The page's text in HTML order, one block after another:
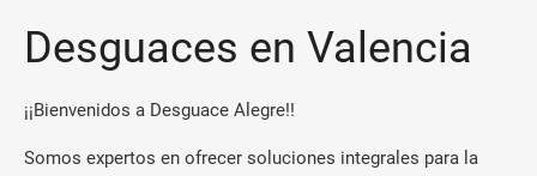
Desguaces en Valencia
¡¡Bienvenidos a Desguace Alegre!!
Somos expertos en ofrecer soluciones integrales para la